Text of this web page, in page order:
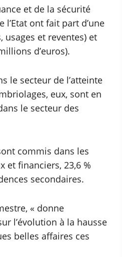
et de la sécurité
ont fait part d’une
et reventes) et
d’euros).
le secteur de l’atteinte
eux, sont en
le secteur des
commis dans les
et financiers, 23,6 %
secondaires.
« donne
l’évolution à la hausse
belles affaires ces